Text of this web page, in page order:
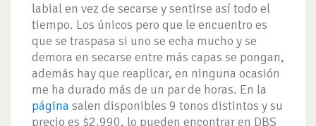
labial en vez de secarse y sentirse así todo el
tiempo. Los únicos pero que le encuentro es
que se traspasa si uno se echa mucho y se
demora en secarse entre más capas se pongan,
además hay que reaplicar, en ninguna ocasión
me ha durado más de un par de horas. En la
página salen disponibles 9 tonos distintos y su
precio es $2.990, lo pueden encontrar en DBS